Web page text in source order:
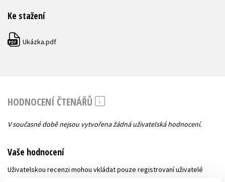
Ke stažení
PDF Ukázka.pdf
HODNOCENÍ ČTENÁŘŮ
V současné době nejsou vytvořena žádná uživatelská hodnocení.
Vaše hodnocení
Uživatelskou recenzi mohou vkládat pouze registrovaní uživatelé